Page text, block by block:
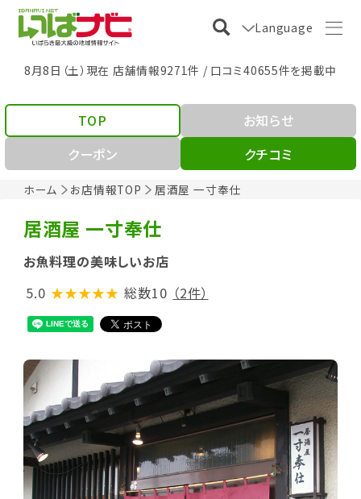
Language
8月8日（土）現在 店舗情報9271件 / 口コミ40655件を掲載中
ホーム お店情報TOP 居酒屋 一寸奉仕
TOP
お知らせ
クーポン
クチコミ
居酒屋 一寸奉仕
お魚料理の美味しいお店
5.0 ★★★★★ 総数10 （2件）